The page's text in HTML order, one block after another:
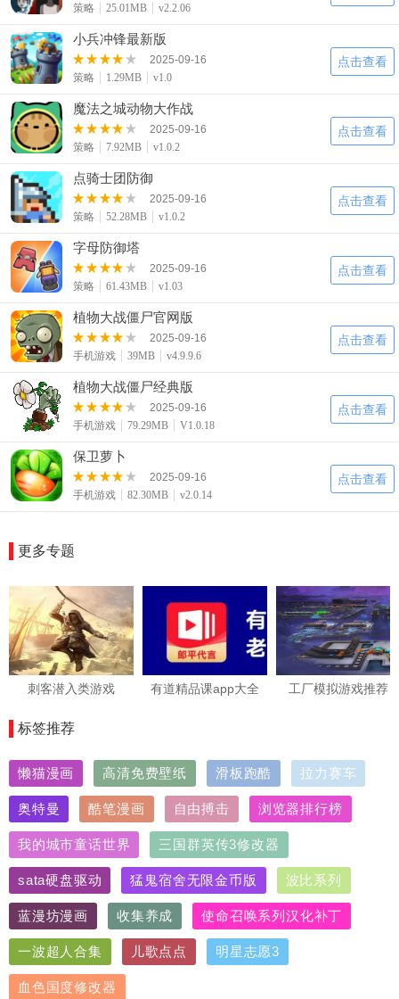
策略
25.01MB v2.2.06
小兵冲锋最新版
2025-09-16
策略
1.29MB v1.0
点击查看
魔法之城动物大作战
2025-09-16
策略
7.92MB v1.0.2
点击查看
点骑士团防御
2025-09-16
策略
52.28MB v1.0.2
点击查看
字母防御塔
2025-09-16
策略
61.43MB v1.03
点击查看
植物大战僵尸官网版
2025-09-16
手机游戏
39MB v4.9.9.6
点击查看
植物大战僵尸经典版
2025-09-16
手机游戏
79.29MB V1.0.18
点击查看
保卫萝卜
2025-09-16
手机游戏
82.30MB v2.0.14
点击查看
更多专题
刺客潜入类游戏 有道精品课app大全 工厂模拟游戏推荐
标签推荐
懒猫漫画 高清免费壁纸 滑板跑酷 拉力赛车
奥特曼 酷笔漫画 自由搏击 浏览器排行榜
我的城市童话世界 三国群英传3修改器
sata硬盘驱动 猛鬼宿舍无限金币版 波比系列
蓝漫坊漫画 收集养成 使命召唤系列汉化补丁
一波超人合集 儿歌点点 明星志愿3
血色国度修改器